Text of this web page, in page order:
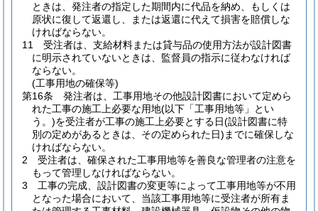
ときは、発注者の指定した期間内に代品を納め、もしくは
原状に復して返還し、または返還に代えて損害を賠償しな
ければならない。
11
受注者は、支給材料または貸与品の使用方法が設計図書
に明示されていないときは、監督員の指示に従わなければ
ならない。
(工事用地の確保等)
第16条
発注者は、工事用地その他設計図書において定めら
れた工事の施工上必要な用地(以下「工事用地等」とい
う。)を受注者が工事の施工上必要とする日(設計図書に特
別の定めがあるときは、その定められた日) までに確保しな
ければならない。
2
受注者は、確保された工事用地等を善良な管理者の注意を
もって管理しなければならない。
3
工事の完成、設計図書の変更等によって工事用地等が不用
となった場合において、当該工事用地等に受注者が所有ま